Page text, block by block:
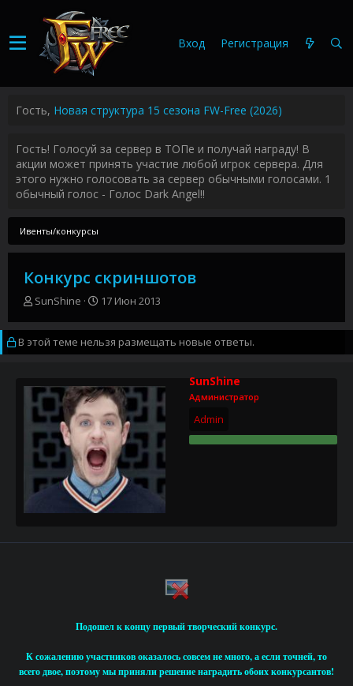
Вход Регистрация
Гость, Новая структура 15 сезона FW-Free (2026)
Гость! Голосуй за сервер в ТОПе и получай награду! В
акции может принять участие любой игрок сервера. Для
этого нужно голосовать за сервер обычными голосами. 1
обычный голос - Голос Dark Angel!!
Ивенты/конкурсы
Конкурс скриншотов
А
т
о
р
е
м
ы
SunShine
Д
т
а
н
ч
а
л
а
17 Июн 2013
В этой теме нельзя размещать новые ответы.
SunShine
Администратор
Admin
Подошел к концу первыйтворческий конкурс.
К сожалению участников оказалось совсем не много, а если точней, то
всего двое, поэтому мы приняли решение наградить обоих конкурсантов!